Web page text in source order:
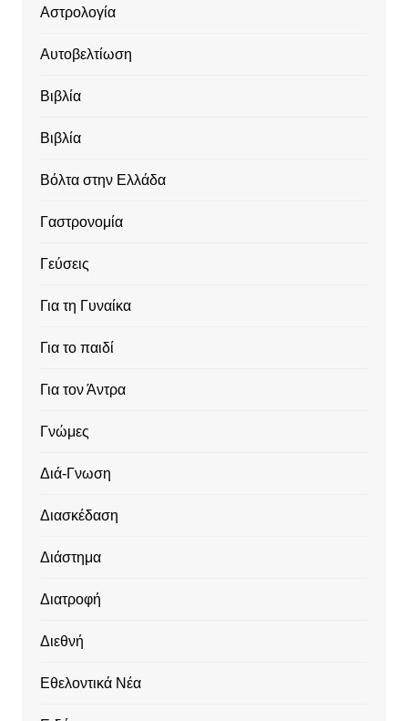
Αστρολογία
Αυτοβελτίωση
Βιβλία
Βιβλία
Βόλτα στην Ελλάδα
Γαστρονομία
Γεύσεις
Για τη Γυναίκα
Για το παιδί
Για τον Άντρα
Γνώμες
Διά-Γνωση
Διασκέδαση
Διάστημα
Διατροφή
Διεθνή
Εθελοντικά Νέα